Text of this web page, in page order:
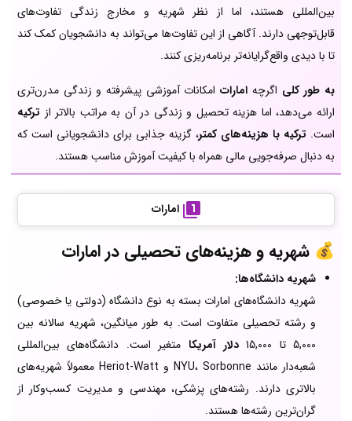
بین‌المللی هستند، اما از نظر شهریه و مخارج زندگی تفاوت‌های
قابل‌توجهی دارند. آگاهی از این تفاوت‌ها می‌تواند به دانشجویان کمک کند
تا با دیدی واقع‌گرایانه‌تر برنامه‌ریزی کنند.
به طور کلی اگرچه اماراتامکانات آموزشی پیشرفته و زندگی مدرن‌تری
ارائه می‌دهد، اما هزینه تحصیل و زندگی در آن به مراتب بالاتر از ترکیه
است. ترکیه با هزینه‌های کمتر، گزینه جذابی برای دانشجویانی است که
به دنبال صرفه‌جویی مالی همراه با کیفیت آموزش مناسب هستند.
امارات
💰 شهریه و هزینه‌های تحصیلی در امارات
شهریه دانشگاه‌ها:
شهریه دانشگاه‌های امارات بسته به نوع دانشگاه (دولتی یا خصوصی)
و رشته تحصیلی متفاوت است. به طور میانگین، شهریه سالانه بین
5,000 تا 15,000
دلار آمریکا متغیر است. دانشگاه‌های بین‌المللی
شعبه‌دار مانند NYU، Sorbonne و Heriot-Watt معمولاً شهریه‌های
بالاتری دارند. رشته‌های پزشکی، مهندسی و مدیریت کسب‌وکار از
گران‌ترین رشته‌ها هستند.